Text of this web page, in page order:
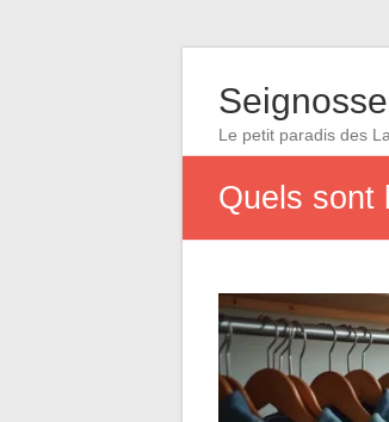
Seignosse
Le petit paradis des
Quels sont